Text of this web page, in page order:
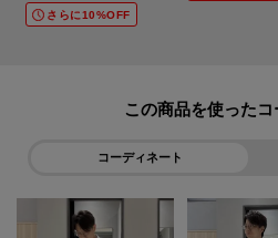
が異なる場合もございます。
さらに10%OFF
この商品を使った
コーディネート